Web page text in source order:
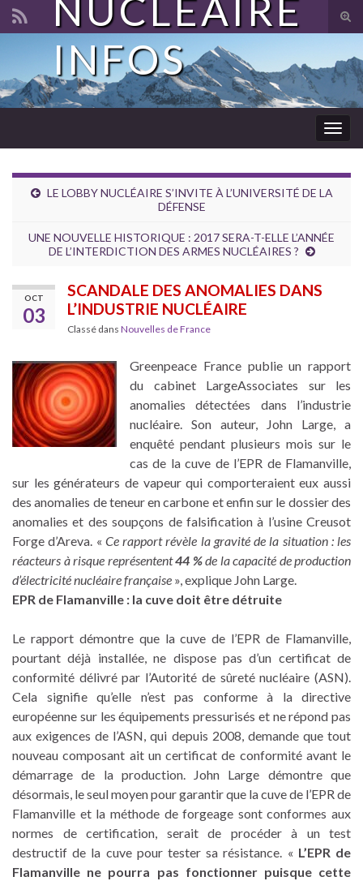
Search for:
NUCLÉAIRE
INFOS
LE LOBBY NUCLÉAIRE S’INVITE À L’UNIVERSITÉ DE LA
DÉFENSE
UNE NOUVELLE HISTORIQUE : 2017 SERA-T-ELLE L’ANNÉE
DE L’INTERDICTION DES ARMES NUCLÉAIRES ?
OCT
03
SCANDALE DES ANOMALIES DANS
L’INDUSTRIE NUCLÉAIRE
Classé dans Nouvelles de France
Greenpeace France publie un rapport
du cabinet LargeAssociates sur les
anomalies détectées dans l’industrie
nucléaire. Son auteur, John Large, a
enquêté pendant plusieurs mois sur le
cas de la cuve de l’EPR de Flamanville,
sur les générateurs de vapeur qui comporteraient eux aussi
des anomalies de teneur en carbone et enfin sur le dossier des
anomalies et des soupçons de falsification à l’usine Creusot
Forge d’Areva. « Ce rapport révèle la gravité de la situation : les
réacteurs à risque représentent44 %de la capacité de production
d’électricité nucléaire française », explique John Large.
EPR de Flamanville : la cuve doit être détruite
Le rapport démontre que la cuve de l’EPR de Flamanville,
pourtant déjà installée, ne dispose pas d’un certificat de
conformité délivré par l’Autorité de sûreté nucléaire (ASN).
Cela signifie qu’elle n’est pas conforme à la directive
européenne sur les équipements pressurisés et ne répond pas
aux exigences de l’ASN, qui depuis 2008, demande que tout
nouveau composant ait un certificat de conformité avant le
démarrage de la production. John Large démontre que
désormais, le seul moyen pour garantir que la cuve de l’EPR de
Flamanville et la méthode de forgeage sont conformes aux
normes de certification, serait de procéder à un test
destructif de la cuve pour tester sa résistance. « L’EPR de
Flamanville ne pourra pas fonctionner puisque cette